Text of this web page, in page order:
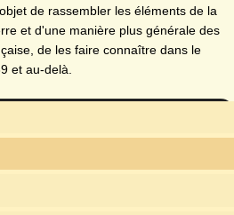
de rassembler les éléments de la
et d'une manière plus générale des
de les faire connaître dans le
et au-delà.